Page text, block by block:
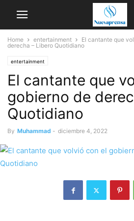
Home entertainment
El cantante que
derecha – Libero Quotidiano
entertainment
El cantante que
gobierno de
Quotidiano
By Muhammad - diciembre 4, 2022